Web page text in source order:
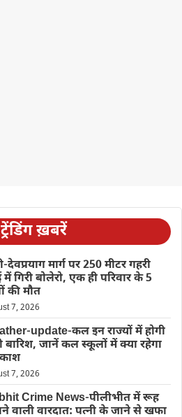
ट्रेंडिंग ख़बरें
देवप्रयाग मार्ग पर 250 मीटर गहरी
गिरी बोलेरो, एक ही परिवार के 5
की मौत
7, 2026
update-कल इन राज्यों में होगी
बारिश, जानें कल स्कूलों में क्या रहेगा
7, 2026
Crime News-पीलीभीत में रूह
वाली वारदात: पत्नी के जाने से खफा